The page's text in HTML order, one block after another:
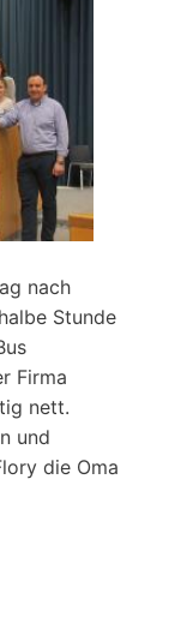
nach
Stunde
Firma
nett.
und
die Oma